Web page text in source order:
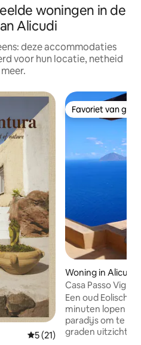
woningen in de
Alicudi
deze accommodaties
voor hun locatie, netheid
Gemiddelde beoordeling
5 (21)
Favoriet van
Favoriet van
Woning in Alicudi
Casa Passo Vigna
Een oud Eolisch
minuten lopen
paradijs om te
graden uitzicht